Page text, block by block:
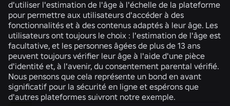
d'utiliser l'estimation de l'âge à l'échelle de la plateforme
pour permettre aux utilisateurs d'accéder à des
fonctionnalités et à des contenus adaptés à leur âge. Les
utilisateurs ont toujours le choix : l'estimation de l'âge est
facultative, et les personnes âgées de plus de 13 ans
peuvent toujours vérifier leur âge à l'aide d'une pièce
d'identité et, à l'avenir, du consentement parental vérifié.
Nous pensons que cela représente un bond en avant
significatif pour la sécurité en ligne et espérons que
d'autres plateformes suivront notre exemple.